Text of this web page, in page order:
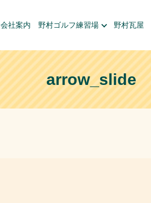
会社案内 野村ゴルフ練習場 野村瓦屋
arrow_slide